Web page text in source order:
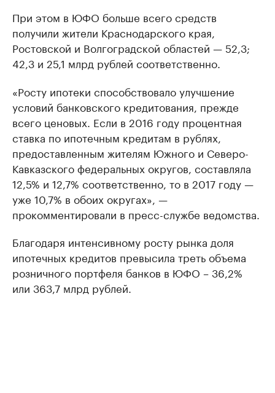
При этом в ЮФО больше всего средств
получили жители Краснодарского края,
Ростовской и Волгоградской областей — 52,3;
42,3 и 25,1 млрд рублей соответственно.
«Росту ипотеки способствовало улучшение
условий банковского кредитования, прежде
всего ценовых. Если в 2016 году процентная
ставка по ипотечным кредитам в рублях,
предоставленным жителям Южного и Северо-
Кавказского федеральных округов, составляла
12,5% и 12,7% соответственно, то в 2017 году —
уже 10,7% в обоих округах», —
прокомментировали в пресс-службе ведомства.
Благодаря интенсивному росту рынка доля
ипотечных кредитов превысила треть объема
розничного портфеля банков в ЮФО – 36,2%
или 363,7 млрд рублей.